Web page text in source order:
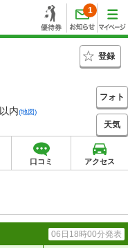
1
登録
内(地図)
フォト
天気
口コミ アクセス
06日18時00分発表